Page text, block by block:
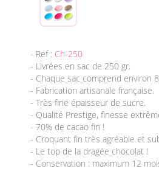
- Ref : Ch-250
- Livrées en sac de 250 gr.
- Chaque sac comprend environ
- Fabrication artisanale française.
- Très fine épaisseur de sucre.
- Qualité Prestige, finesse
- 70% de cacao fin !
- Croquant fin très agréable et
- Le top de la dragée chocolat !
- Conservation : maximum 12